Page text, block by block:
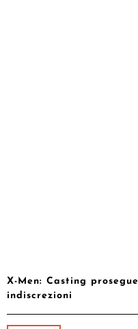
X-Men: Casting
indiscrezioni